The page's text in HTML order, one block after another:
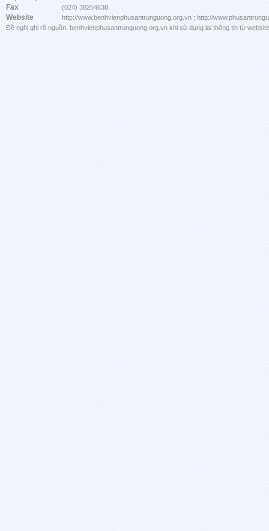
Fax (024) 38254638
Website
http://www.benhvienphusantrunguong.org.vn ; http://
Đề nghị ghi rõ nguồn: benhvienphusantrunguong.org.vn khi sử dụng lại thông tin từ